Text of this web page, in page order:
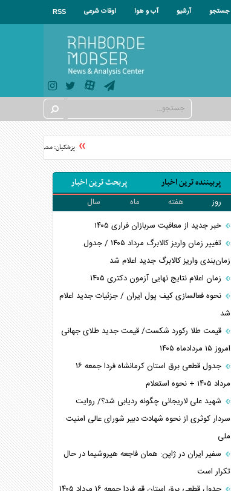
جستجو آرشیو آب و هوا اوقات شرعی RSS
پزشکیان: مشروطه نقطه عطف
پربیننده ترین اخبار پربحث ترین اخبار
روز هفته ماه
سال
خبر جدید از معافیت سربازان فراری ۱۴۰۵
تغییر زمان واریز کالابرگ مرداد ۱۴۰۵ / جدول
زمان‌بندی واریز کالابرگ جدید اعلام شد
زمان اعلام نتایج نهایی آزمون دکتری ۱۴۰۵
نحوه فعالسازی کیف پول ایران / جزئیات جدید اعلام
شد
قیمت طلا رکورد شکست/ قیمت جدید طلای جهانی
امروز ۱۵ مردادماه ۱۴۰۵
جدول قطعی برق استان کرمانشاه فردا جمعه ۱۶
مرداد ۱۴۰۵ + نحوه استعلام
شهید علی لاریجانی چگونه ردیابی شد؟/ روایت
سردار کوثری از نحوه شهادت دبیر شورای عالی امنیت
ملی
سفیر ایران در ژاپن: همان فاجعه هیروشیما در حال
تکرار است